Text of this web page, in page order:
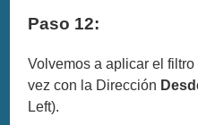
Paso 12:
Volvemos a aplicar el filtro
vez con la Dirección
Left).